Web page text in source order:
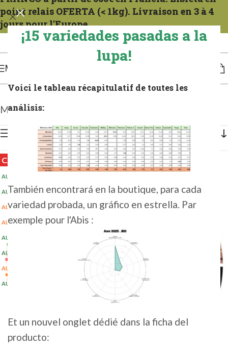
¡15 variedades pasadas a la
lupa!
Voici le tableau récapitulatif de toutes les
análisis:
También encontrará en la boutique, para cada
variedad probada, un gráfico en estrella. Par
exemple pour l'Abis :
Et un nouvel onglet dédié dans la ficha del
producto:
point relais OFERTA (< 1kg). Livraison en 3 à 4
jours pour l'Europe.
Expéditions tous les mercredis. Para la Francia compter 1 a 2 días. Para Europa, de 3
MENÚ
Mostrando los 6 resultados
Mostrar barra lateral
CALIENTE
AUS 1 KG 2025
AUS 5 KG 2025 (5+)
AUSTRIA 0,1 KG 2025
AUSTRIA 100G 2025
AUSTRIA 1KG 2023
AUSTRIA 5 KG 2023
AUSTRIA 500G 2025
AUSTRIA 5KG 2024